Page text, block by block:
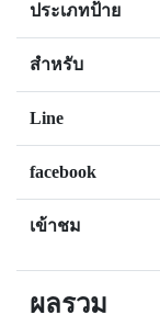
ประเภทป้าย
สำหรับ
Line
facebook
เข้าชม
ผลรวม